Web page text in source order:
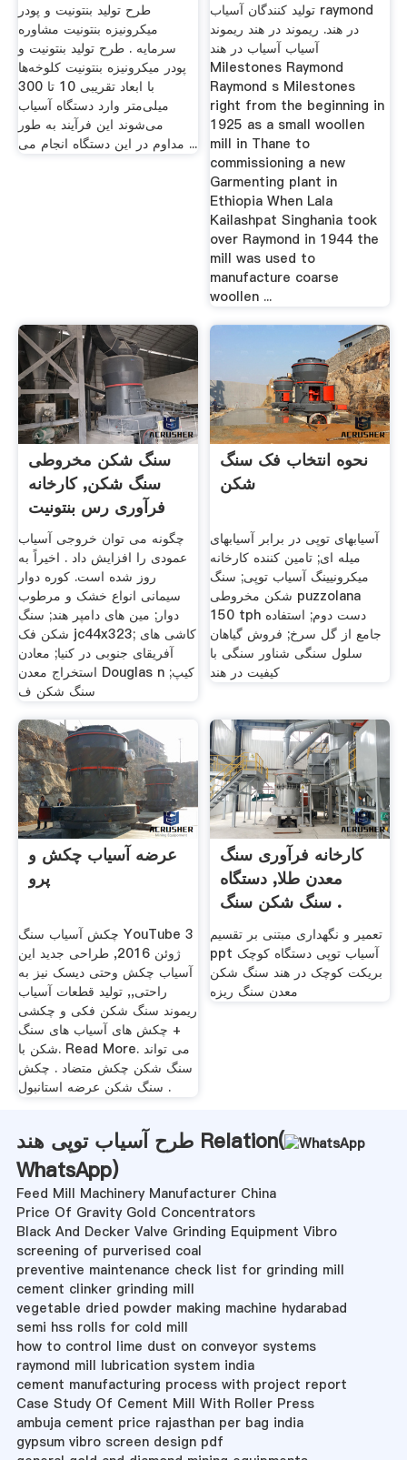
طرح تولید بنتونیت و پودر
میکرونیزه بنتونیت مشاوره
سرمایه . طرح تولید بنتونیت و
پودر میکرونیزه بنتونیت کلوخه‌ها
با ابعاد تقریبی 10 تا 300
میلی‌متر وارد دستگاه آسیاب
می‌شوند این فرآیند به طور
مداوم در این دستگاه انجام می ...
تولید کنندگان آسیاب raymond
در هند. ریموند در هند ریموند
آسیاب آسیاب در هند
Milestones Raymond
Raymond s Milestones
right from the beginning in
1925 as a small woollen
mill in Thane to
commissioning a new
Garmenting plant in
Ethiopia When Lala
Kailashpat Singhania took
over Raymond in 1944 the
mill was used to
manufacture coarse
woollen ...
سنگ شکن مخروطی
سنگ شکن, کارخانه
فرآوری رس بنتونیت
چگونه می توان خروجی آسیاب
عمودی را افزایش داد . اخیراً به
روز شده است. کوره دوار
سیمانی انواع خشک و مرطوب
دوار; مین های دامپر هند; سنگ
شکن فک jc44x323; کاشی های
آفریقای جنوبی در کنیا; معادن
استخراج معدن Douglas n کیپ;
سنگ شکن ف
نحوه انتخاب فک سنگ
شکن
آسیابهای توپی در برابر آسیابهای
میله ای; تامین کننده کارخانه
میکرونیینگ آسیاب توپی; سنگ
شکن مخروطی puzzolana
150 tph دست دوم; استفاده
جامع از گل سرخ; فروش گیاهان
سلول سنگی شناور سنگی با
کیفیت در هند
عرضه آسیاب چکش و
پرو
چکش آسیاب سنگ YouTube 3
ژوئن 2016, طراحی جدید این
آسیاب چکش وحتی دیسک نیز به
راحتی,, تولید قطعات آسیاب
ریموند سنگ شکن فکی و چکشی
+ چکش های آسیاب های سنگ
شکن با. Read More. می تواند
سنگ شکن چکش متضاد . چکش
سنگ شکن عرضه استانبول .
کارخانه فرآوری سنگ
معدن طلا, دستگاه
سنگ شکن سنگ .
تعمیر و نگهداری مبتنی بر تقسیم
ppt آسیاب توپی دستگاه کوچک
بریکت کوچک در هند سنگ شکن
معدن سنگ ریزه
طرح آسیاب توپی هند Relation(
WhatsApp)
Feed Mill Machinery Manufacturer China
Price Of Gravity Gold Concentrators
Black And Decker Valve Grinding Equipment Vibro
screening of purverised coal
preventive maintenance check list for grinding mill
cement clinker grinding mill
vegetable dried powder making machine hydarabad
semi hss rolls for cold mill
how to control lime dust on conveyor systems
raymond mill lubrication system india
cement manufacturing process with project report
Case Study Of Cement Mill With Roller Press
ambuja cement price rajasthan per bag india
gypsum vibro screen design pdf